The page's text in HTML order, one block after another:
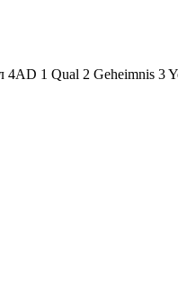
1 Qual 2 Geheimnis 3